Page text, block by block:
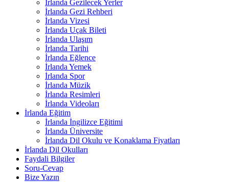
İrlanda Gezilecek Yerler
İrlanda Gezi Rehberi
İrlanda Vizesi
İrlanda Uçak Bileti
İrlanda Ulaşım
İrlanda Tarihi
İrlanda Eğlence
İrlanda Yemek
İrlanda Spor
İrlanda Müzik
İrlanda Resimleri
İrlanda Videoları
İrlanda Eğitim
İrlanda İngilizce Eğitimi
İrlanda Üniversite
İrlanda Dil Okulu ve Konaklama Fiyatları
İrlanda Dil Okulları
Faydali Bilgiler
Soru-Cevap
Bize Yazın